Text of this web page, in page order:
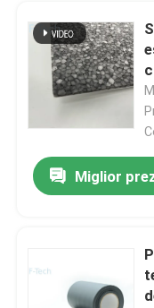
Prodotti
Miglior